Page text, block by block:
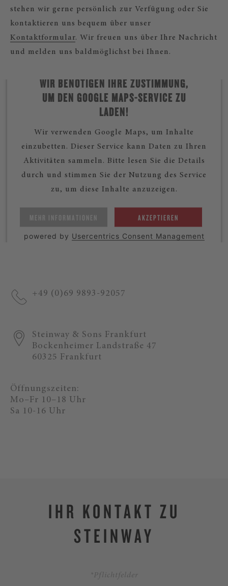
stehen wir gerne persönlich zur Verfügung oder Sie
kontaktieren uns bequem über unser
Kontaktformular. Wir freuen uns über Ihre Nachricht
und melden uns baldmöglichst bei Ihnen.
WIR BENÖTIGEN IHRE ZUSTIMMUNG,
UM DEN GOOGLE MAPS-SERVICE ZU
LADEN!
Wir verwenden Google Maps, um Inhalte
einzubetten. Dieser Service kann Daten zu Ihren
Aktivitäten sammeln. Bitte lesen Sie die Details
durch und stimmen Sie der Nutzung des Service
zu, um diese Inhalte anzuzeigen.
MEHR INFORMATIONEN AKZEPTIEREN
powered by Usercentrics Consent Management
+49 (0)69 9893-92057
Steinway & Sons Frankfurt
Bockenheimer Landstraße 47
60325 Frankfurt
Öffnungszeiten:
Mo–Fr 10–18 Uhr
Sa 10-16 Uhr
IHR KONTAKT ZU
STEINWAY
*Pflichtfelder